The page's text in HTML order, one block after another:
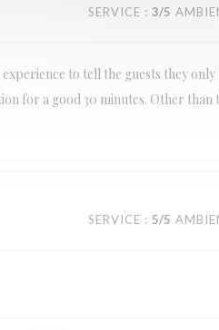
SERVICE : 3/5
to tell the guests they
for a good 30 minutes. Other
SERVICE : 5/5